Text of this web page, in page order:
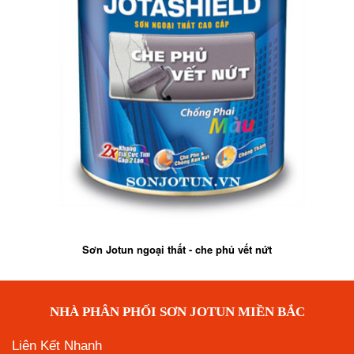
Sơn Jotun ngoại thất - che phủ vết nứt
NHÀ PHÂN PHỐI SƠN JOTUN MIỀN BẮC
Liên Kết Nhanh